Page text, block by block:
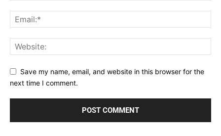
Save my name, email, and website in this browser for the
next time I comment.